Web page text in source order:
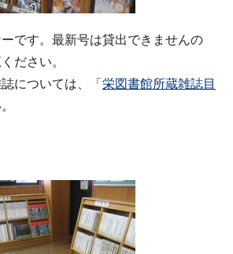
です。最新号は貸出できませんの
ださい。
については、「 栄図書館所蔵雑誌目